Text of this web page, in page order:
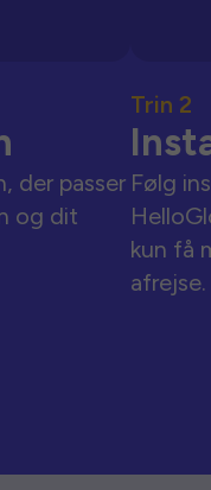
der passer
og dit
Trin 2
Følg
kun få
afrejse.